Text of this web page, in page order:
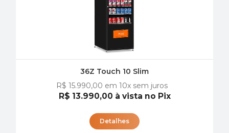
36Z Touch 10 Slim
R$ 15.990,00 em 10x sem juros
R$ 13.990,00 à vista no Pix
Detalhes